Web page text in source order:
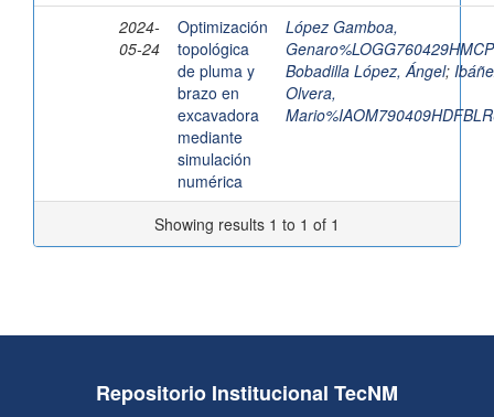
2024-
05-24
Optimización
topológica
de pluma y
brazo en
excavadora
mediante
simulación
numérica
López Gamboa,
Bobadilla López, Ángel;
Olvera,
Showing results 1 to 1 of 1
Repositorio Institucional TecNM